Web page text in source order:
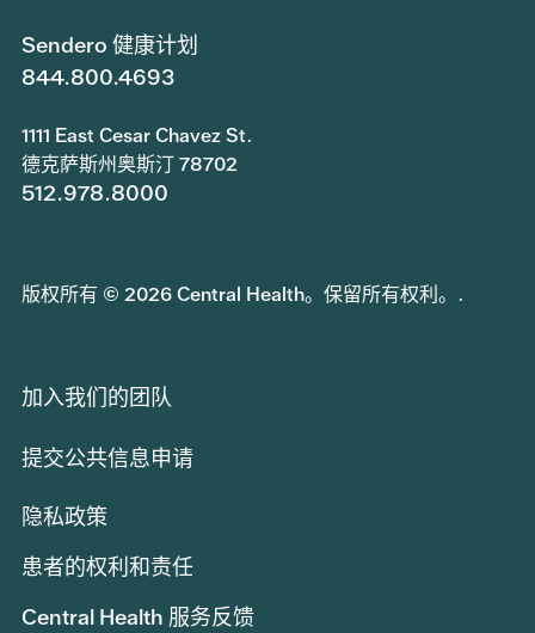
Sendero 健康计划
844.800.4693
1111 East Cesar Chavez St.
德克萨斯州奥斯汀 78702
512.978.8000
版权所有 © 2026 Central Health。保留所有权利。.
加入我们的团队
提交公共信息申请
隐私政策
患者的权利和责任
Central Health 服务反馈